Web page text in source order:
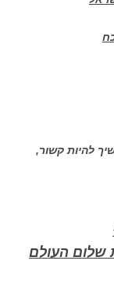
להיות קשור,
שלום העולם